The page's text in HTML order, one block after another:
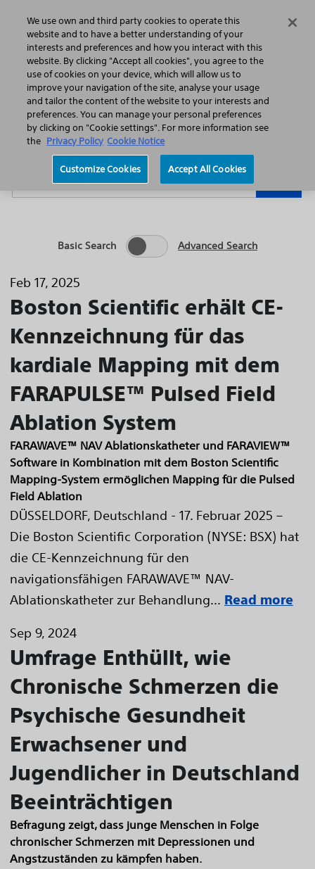
Search Menu
Home Featured Stories Press Releases
Year
Category
Keywords
Basic Search Advanced Search
Feb 17, 2025
Boston Scientific erhält CE-
Kennzeichnung für das
kardiale Mapping mit dem
FARAPULSE™ Pulsed Field
Ablation System
FARAWAVE™ NAV Ablationskatheter und FARAVIEW™
Software in Kombination mit dem Boston Scientific
Mapping-System ermöglichen Mapping für die Pulsed
Field Ablation
DÜSSELDORF, Deutschland - 17. Februar 2025 –
Die Boston Scientific Corporation (NYSE: BSX) hat
die CE-Kennzeichnung für den
navigationsfähigen FARAWAVE™ NAV-
Ablationskatheter zur Behandlung... Read more
Sep 9, 2024
Umfrage Enthüllt, wie
Chronische Schmerzen die
Psychische Gesundheit
Erwachsener und
Jugendlicher in Deutschland
Beeinträchtigen
Befragung zeigt, dass junge Menschen in Folge
chronischer Schmerzen mit Depressionen und
Angstzuständen zu kämpfen haben.
We use own and third party cookies to operate this
website and to have a better understanding of your
interests and preferences and how you interact with this
website. By clicking "Accept all cookies", you agree to the
use of cookies on your device, which will allow us to
improve your navigation of the site, analyse your usage
and tailor the content of the website to your interests and
preferences. You can manage your personal preferences
by clicking on "Cookie settings". For more information see
the Privacy Policy Cookie Notice
Customize Cookies Accept All Cookies